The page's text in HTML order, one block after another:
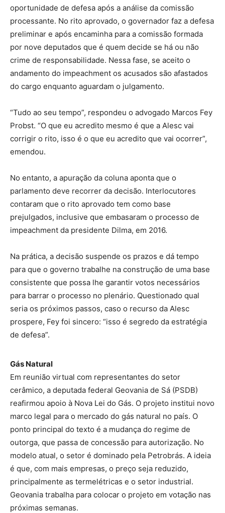
oportunidade de defesa após a análise da comissão
processante. No rito aprovado, o governador faz a defesa
preliminar e após encaminha para a comissão formada
por nove deputados que é quem decide se há ou não
crime de responsabilidade. Nessa fase, se aceito o
andamento do impeachment os acusados são afastados
do cargo enquanto aguardam o julgamento.
“Tudo ao seu tempo”, respondeu o advogado Marcos Fey
Probst. “O que eu acredito mesmo é que a Alesc vai
corrigir o rito, isso é o que eu acredito que vai ocorrer”,
emendou.
No entanto, a apuração da coluna aponta que o
parlamento deve recorrer da decisão. Interlocutores
contaram que o rito aprovado tem como base
prejulgados, inclusive que embasaram o processo de
impeachment da presidente Dilma, em 2016.
Na prática, a decisão suspende os prazos e dá tempo
para que o governo trabalhe na construção de uma base
consistente que possa lhe garantir votos necessários
para barrar o processo no plenário. Questionado qual
seria os próximos passos, caso o recurso da Alesc
prospere, Fey foi sincero: “isso é segredo da estratégia
de defesa”.
Gás Natural
Em reunião virtual com representantes do setor
cerâmico, a deputada federal Geovania de Sá (PSDB)
reafirmou apoio à Nova Lei do Gás. O projeto institui novo
marco legal para o mercado do gás natural no país. O
ponto principal do texto é a mudança do regime de
outorga, que passa de concessão para autorização. No
modelo atual, o setor é dominado pela Petrobrás. A ideia
é que, com mais empresas, o preço seja reduzido,
principalmente as termelétricas e o setor industrial.
Geovania trabalha para colocar o projeto em votação nas
próximas semanas.